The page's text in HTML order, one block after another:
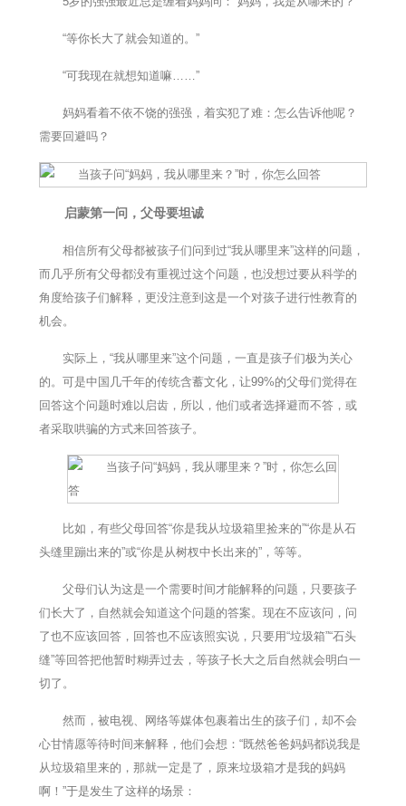
“等你长大了就会知道的。”
“可我现在就想知道嘛……”
妈妈看着不依不饶的强强，着实犯了难：怎么告诉他呢？
需要回避吗？
启蒙第一问，父母要坦诚
相信所有父母都被孩子们问到过“我从哪里来”这样的问题，
而几乎所有父母都没有重视过这个问题，也没想过要从科学的
角度给孩子们解释，更没注意到这是一个对孩子进行性教育的
机会。
实际上，“我从哪里来”这个问题，一直是孩子们极为关心
的。可是中国几千年的传统含蓄文化，让99%的父母们觉得在
回答这个问题时难以启齿，所以，他们或者选择避而不答，或
者采取哄骗的方式来回答孩子。
比如，有些父母回答“你是我从垃圾箱里捡来的”“你是从石
头缝里蹦出来的”或“你是从树杈中长出来的”，等等。
父母们认为这是一个需要时间才能解释的问题，只要孩子
们长大了，自然就会知道这个问题的答案。现在不应该问，问
了也不应该回答，回答也不应该照实说，只要用“垃圾箱”“石头
缝”等回答把他暂时糊弄过去，等孩子长大之后自然就会明白一
切了。
然而，被电视、网络等媒体包裹着出生的孩子们，却不会
心甘情愿等待时间来解释，他们会想：“既然爸爸妈妈都说我是
从垃圾箱里来的，那就一定是了，原来垃圾箱才是我的妈妈
啊！”于是发生了这样的场景：